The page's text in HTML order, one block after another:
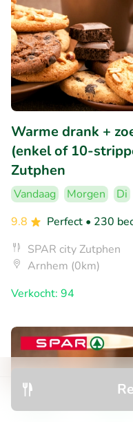
Warme drank +
(enkel of 10-
Zutphen
Vandaag Morgen Di
9.8
Perfect • 230
SPAR city Zutphen
Arnhem (0km)
Verkocht: 94